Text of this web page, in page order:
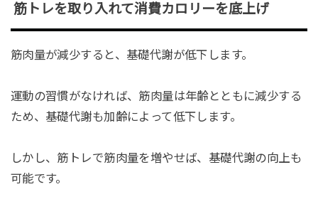
筋トレを取り入れて消費カロリーを底上げ
筋肉量が減少すると、基礎代謝が低下します。
運動の習慣がなければ、筋肉量は年齢とともに減少する
ため、基礎代謝も加齢によって低下します。
しかし、筋トレで筋肉量を増やせば、基礎代謝の向上も
可能です。